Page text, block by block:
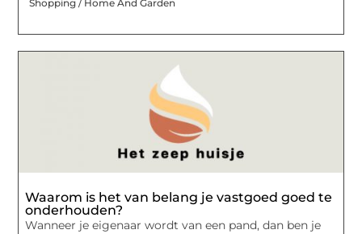
Shopping / Home And Garden
Waarom is het van belang je vastgoed goed te
onderhouden?
Wanneer je eigenaar wordt van een pand, dan ben je